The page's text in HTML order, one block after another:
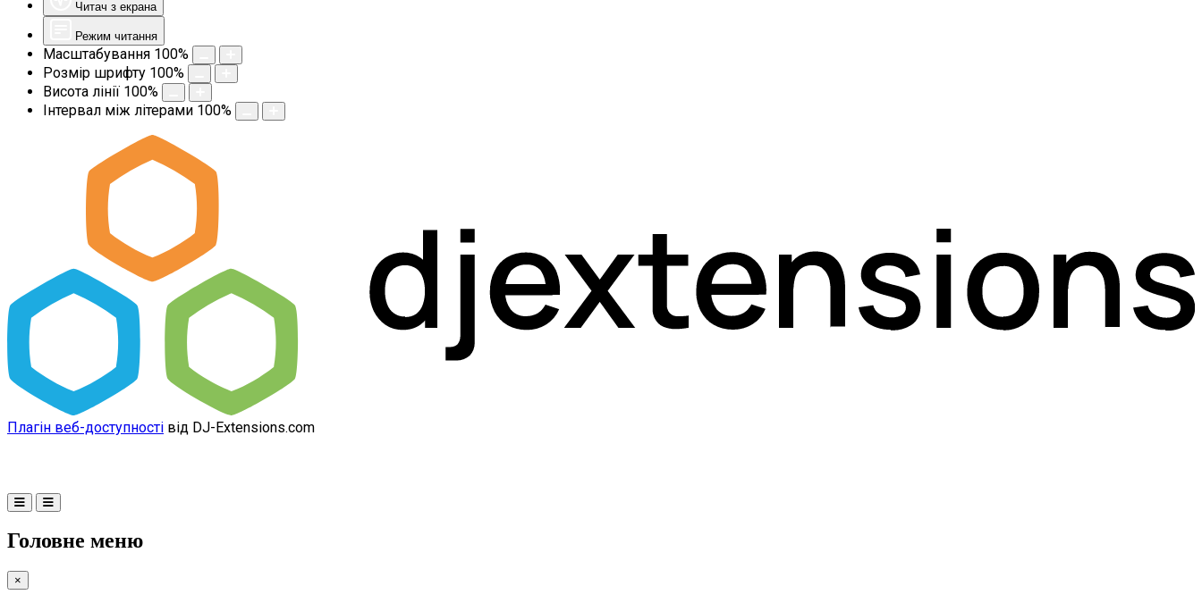
Читач з екрана
Режим читання
Масштабування 100%
Розмір шрифту 100%
Висота лінії 100%
Інтервал між літерами 100%
Плагін веб-доступності від DJ-Extensions.com
Головне меню
×